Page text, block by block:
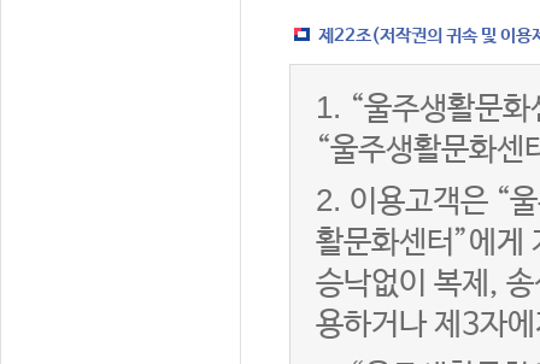
제22조(저작권의 귀속 및 이용
1. “울주생활문
“울주생활문화센
2. 이용고객은 “
활문화센터”에게
승낙없이 복제,
용하거나 제3자